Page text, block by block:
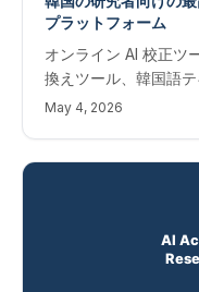
プラットフォーム
オンライン AI 校正ツ
換えツール、韓国語
Scopus および Web
May 4, 2026